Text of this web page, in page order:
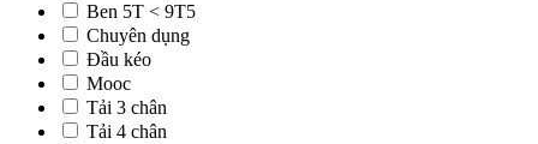
Ben 5T < 9T5
Chuyên dụng
Đầu kéo
Mooc
Tải 3 chân
Tải 4 chân